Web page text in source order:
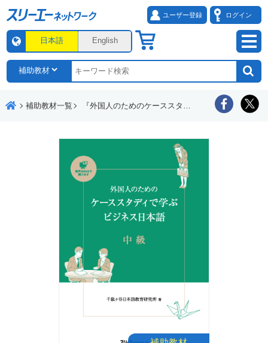
ユーザー登録 ログイン
日本語 English
補助教材一覧 『外国人のためのケーススタディで学ぶビジネス日本語 中級』表現リスト（読解・会話）